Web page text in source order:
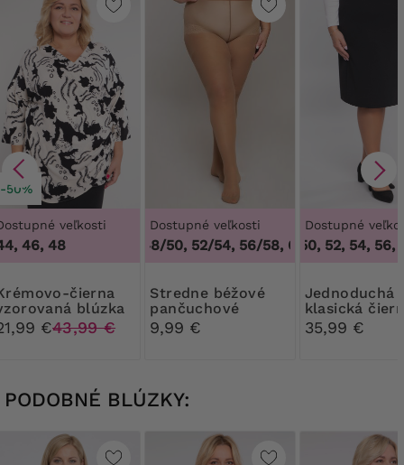
-50%
veľkosti
46, 48
blúzka
kravatou
€43,99 €
Dostupné veľkosti
44/46, 48/50, 52/54, 56/58, 60/62 ,44/46,
Stredne béžové
pančuchové
nohavice 30 DEN
Ribessa
9,99 €
Dostupné
46, 48, 50, 52, 54, 56,
Jednoduchá
klasická
sukňa
35,99 €
PODOBNÉ BLÚZKY: